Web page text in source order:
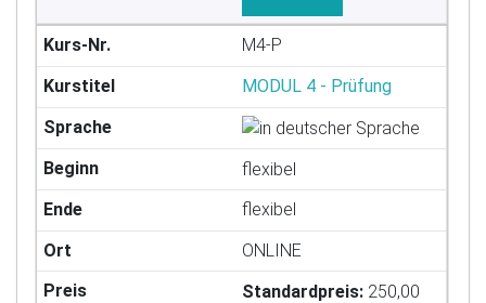
M4-P
MODUL 4 - Prüfung
flexibel
flexibel
ONLINE
Standardpreis: 250,00